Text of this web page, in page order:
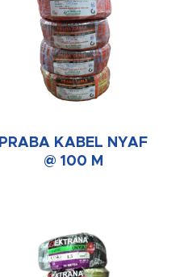
PRABA KABEL NYAF
@ 100 M